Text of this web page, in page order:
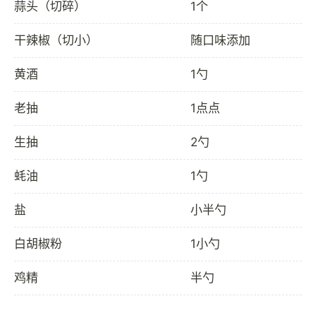
蒜头（切碎） 1个
干辣椒（切小） 随口味添加
黄酒 1勺
老抽 1点点
生抽 2勺
蚝油 1勺
盐 小半勺
白胡椒粉 1小勺
鸡精 半勺